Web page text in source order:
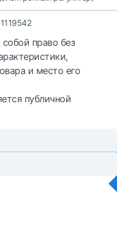
право без
и место его
публичной